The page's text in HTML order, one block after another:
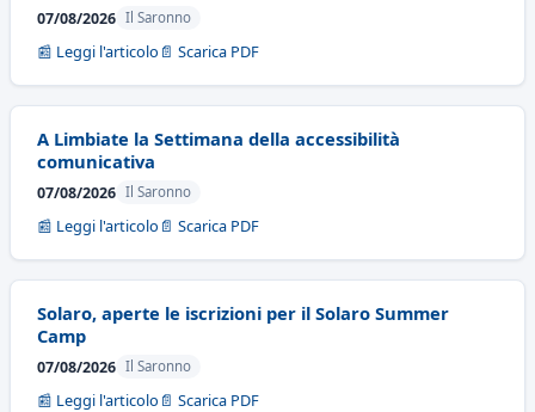
07/08/2026 Il Saronno
📰 Leggi l'articolo 📄 Scarica PDF
A Limbiate la Settimana della accessibilità
comunicativa
07/08/2026 Il Saronno
📰 Leggi l'articolo 📄 Scarica PDF
Solaro, aperte le iscrizioni per il Solaro Summer
Camp
07/08/2026 Il Saronno
📰 Leggi l'articolo 📄 Scarica PDF